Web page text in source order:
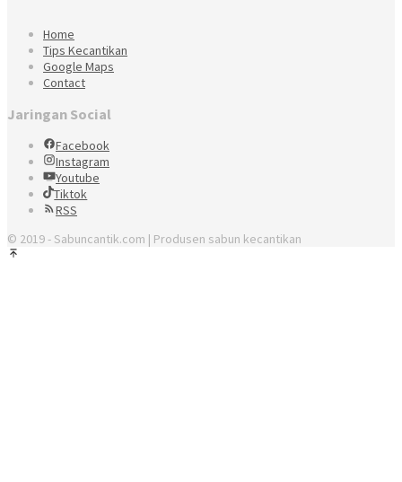
Home
Tips Kecantikan
Google Maps
Contact
Jaringan Social
Facebook
Instagram
Youtube
Tiktok
RSS
© 2019 - Sabuncantik.com | Produsen sabun kecantikan